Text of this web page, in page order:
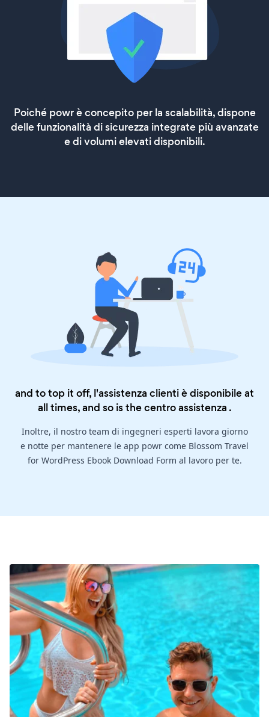
Poiché powr è concepito per la scalabilità, dispone
delle funzionalità di sicurezza integrate più avanzate
e di volumi elevati disponibili.
and to top it off, l'assistenza clienti è disponibile at
all times, and so is thecentro assistenza .
Inoltre, il nostro team di ingegneri esperti lavora giorno
e notte per mantenere le app powr come Blossom Travel
for WordPress Ebook Download Form al lavoro per te.